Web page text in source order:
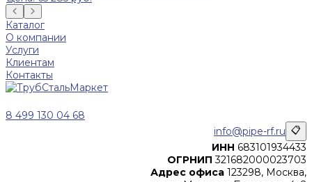
Каталог
О компании
Услуги
Клиентам
Контакты
8 499 130 04 68
info@pipe-rf.ru 📋
ИНН 683101934433
ОГРНИП 321682000023703
Адрес офиса 123298, Москва,